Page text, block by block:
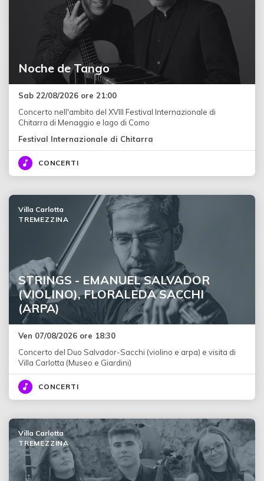
Noche de Tango
Sab 22/08/2026 ore 21:00
Concerto nell'ambito del XVIII Festival Internazionale di
Chitarra di Menaggio e lago di Como
Festival Internazionale di Chitarra
CONCERTI
STRINGS - EMANUEL SALVADOR
(VIOLINO), FLORALEDA SACCHI
(ARPA)
Villa Carlotta
TREMEZZINA
Ven 07/08/2026 ore 18:30
Concerto del Duo Salvador-Sacchi (violino e arpa) e visita di
Villa Carlotta (Museo e Giardini)
CONCERTI
Villa Carlotta
TREMEZZINA